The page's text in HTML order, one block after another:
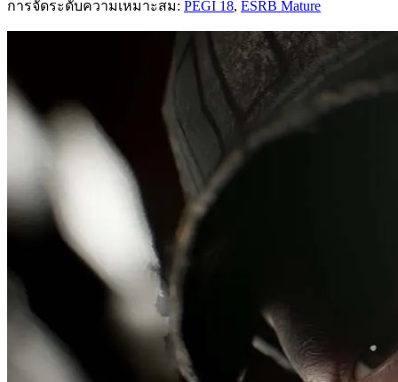
การจัดระดับความเหมาะสม: PEGI 18, ESRB Mature